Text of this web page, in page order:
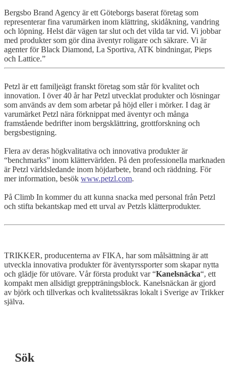
Bergsbo Brand Agency är ett Göteborgs baserat företag som
representerar fina varumärken inom klättring, skidåkning, vandring
och löpning. Helst där vägen tar slut och det vilda tar vid. Vi jobbar
med produkter som gör dina äventyr roligare och säkrare. Vi är
agenter för Black Diamond, La Sportiva, ATK bindningar, Pieps
och Lattice.”
Petzl är ett familjeägt franskt företag som står för kvalitet och
innovation. I över 40 år harPetzl utvecklat produkter och lösningar
som används av dem som arbetar på höjd eller i mörker. I dag är
varumärket Petzl nära förknippat med äventyr och många
framstående bedrifter inom bergsklättring, grottforskning och
bergsbestigning.
Flera av deras högkvalitativa och innovativa produkter är
“benchmarks” inom klättervärlden. På den professionella marknaden
ärPetzl världsledande inom höjdarbete, brand och räddning. För
mer information, besök www.petzl.com.
På Climb In kommer du att kunna snacka med personal från Petzl
och stifta bekantskap med ett urval av Petzls klätterprodukter.
TRIKKER, producenterna av FIKA, har som målsättning är att
utveckla innovativa produkter för äventyrssporter som skapar nytta
och glädje för utövare. Vår första produkt var “Kanelsnäcka“, ett
kompakt men allsidigt greppträningsblock. Kanelsnäckan är gjord
av björk och tillverkas och kvalitetssäkras lokalt i Sverige av Trikker
själva.
Sök